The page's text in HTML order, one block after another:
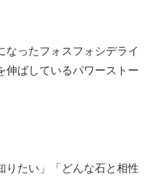
なったフォスフォシデライ
伸ばしているパワーストー
りたい」「どんな石と相性